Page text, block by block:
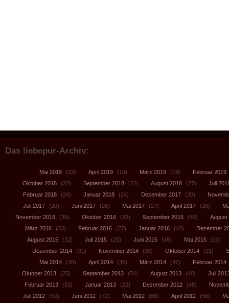
Das liebepur-Archiv:
Mai 2019 (22) April 2019 (19) März 2019 (19) Februar 2019
Oktober 2018
(22) September 2018 (22) August 2018 (27)
Juli
Februar 2018
(24) Januar 2018 (24) Dezember 2017 (20)
Juli 2017
(20) Juni 2017 (26) Mai 2017 (27) April 2017 (26)
November 2016
(36) Oktober 2016 (32) September 2016 (40)
August
März 2016
(33) Februar 2016 (27) Januar 2016 (42)
Dezember
August 2015
(32) Juli 2015 (25) Juni 2015 (45) Mai 2015
(23)
Dezember 2014
(31) November 2014 (30) Oktober 2014 (31)
Mai 2014
(36) April 2014 (36) März 2014 (47) Februar 2014
Oktober 2013
(25) September 2013 (54) August 2013 (40)
Juli
Februar 2013
(33) Januar 2013 (22) Dezember 2012 (48)
Juli 2012
(50) Juni 2012 (72) Mai 2012 (86) April 2012 (58)